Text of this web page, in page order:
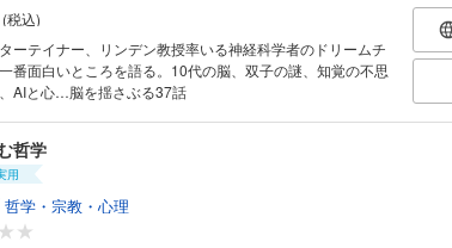
税込)
ーテイナー、リンデン教授率いる神経科学者のドリームチ
番面白いところを語る。10代の脳、双子の謎、知覚の不思
AIと心…脳を揺さぶる37話
哲学
用
哲学・宗教・心理